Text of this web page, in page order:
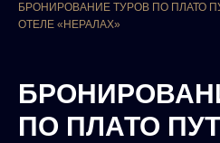
БРОНИРОВАНИЕ ТУРОВ ПО ПЛАТО
ОТЕЛЕ «НЕРАЛАХ»
ПО ПЛАТО